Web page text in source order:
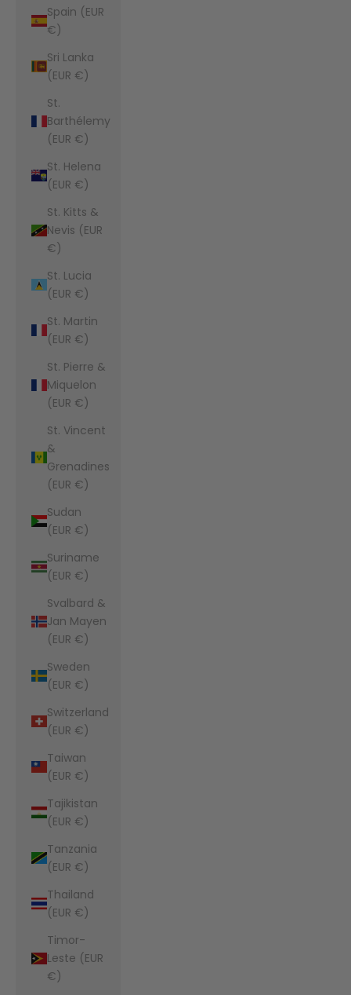
Spain (EUR
€)
Sri Lanka
(EUR €)
St.
Barthélemy
(EUR €)
St. Helena
(EUR €)
St. Kitts &
Nevis (EUR
€)
St. Lucia
(EUR €)
St. Martin
(EUR €)
St. Pierre &
Miquelon
(EUR €)
St. Vincent
&
Grenadines
(EUR €)
Sudan
(EUR €)
Suriname
(EUR €)
Svalbard &
Jan Mayen
(EUR €)
Sweden
(EUR €)
Switzerland
(EUR €)
Taiwan
(EUR €)
Tajikistan
(EUR €)
Tanzania
(EUR €)
Thailand
(EUR €)
Timor-
Leste (EUR
€)